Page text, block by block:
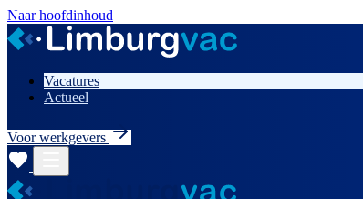
Naar hoofdinhoud
Vacatures
Actueel
Voor werkgevers